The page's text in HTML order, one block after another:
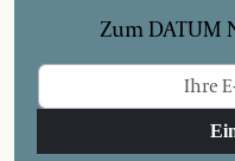
Zum DATUM